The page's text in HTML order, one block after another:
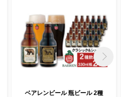
ベアレンビール 瓶ビール 2種